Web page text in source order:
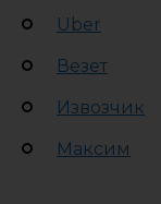
Uber
Везет
Извозчик
Максим